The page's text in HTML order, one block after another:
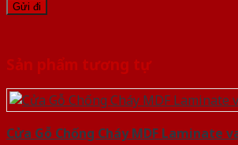
Sản phẩm tương tự
Cửa Gỗ Chống Cháy MDF Laminate